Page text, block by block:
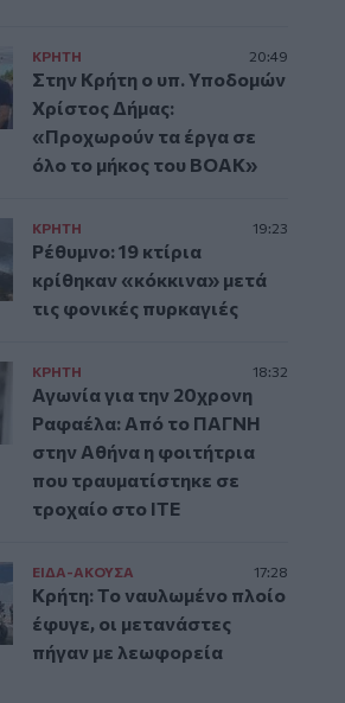
ΚΡΗΤΗ 20:49
Στην Κρήτη ο υπ. Υποδομών
Χρίστος Δήμας:
«Προχωρούν τα έργα σε
όλο το μήκος του ΒΟΑΚ»
ΚΡΗΤΗ 19:23
Ρέθυμνο: 19 κτίρια
κρίθηκαν «κόκκινα» μετά
τις φονικές πυρκαγιές
ΚΡΗΤΗ 18:32
Αγωνία για την 20χρονη
Ραφαέλα: Από το ΠΑΓΝΗ
στην Αθήνα η φοιτήτρια
που τραυματίστηκε σε
τροχαίο στο ΙΤΕ
ΕΙΔΑ-ΑΚΟΥΣΑ 17:28
Κρήτη: Το ναυλωμένο πλοίο
έφυγε, οι μετανάστες
πήγαν με λεωφορεία